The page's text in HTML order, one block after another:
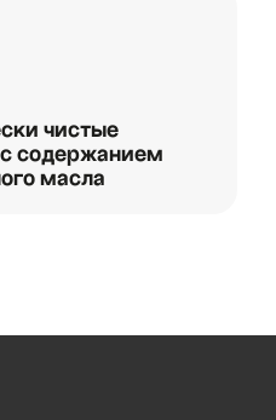
чистые
содержанием
масла